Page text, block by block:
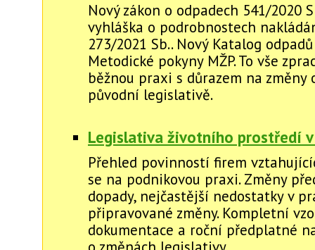
Nový zákon o odpadech 541/2020
vyhláška o podrobnostech
273/2021 Sb.. Nový Katalog odpadů
Metodické pokyny MŽP. To vše
běžnou praxi s důrazem na změny
původní legislativě.
Legislativa životního prostředí
Přehled povinností firem
se na podnikovou praxi. Změny
dopady, nejčastější nedostatky v
připravované změny. Kompletní
dokumentace a roční předplatné